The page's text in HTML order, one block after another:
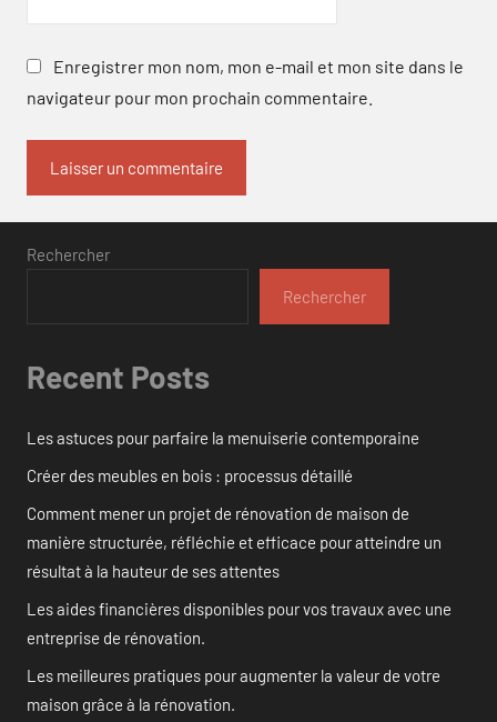
Enregistrer mon nom, mon e-mail et mon site dans le
navigateur pour mon prochain commentaire.
Rechercher
Rechercher
Recent Posts
Les astuces pour parfaire la menuiserie contemporaine
Créer des meubles en bois : processus détaillé
Comment mener un projet de rénovation de maison de
manière structurée, réfléchie et efficace pour atteindre un
résultat à la hauteur de ses attentes
Les aides financières disponibles pour vos travaux avec une
entreprise de rénovation.
Les meilleures pratiques pour augmenter la valeur de votre
maison grâce à la rénovation.